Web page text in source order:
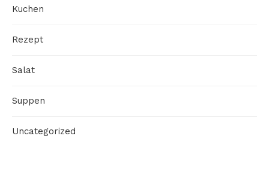
Kuchen
Rezept
Salat
Suppen
Uncategorized